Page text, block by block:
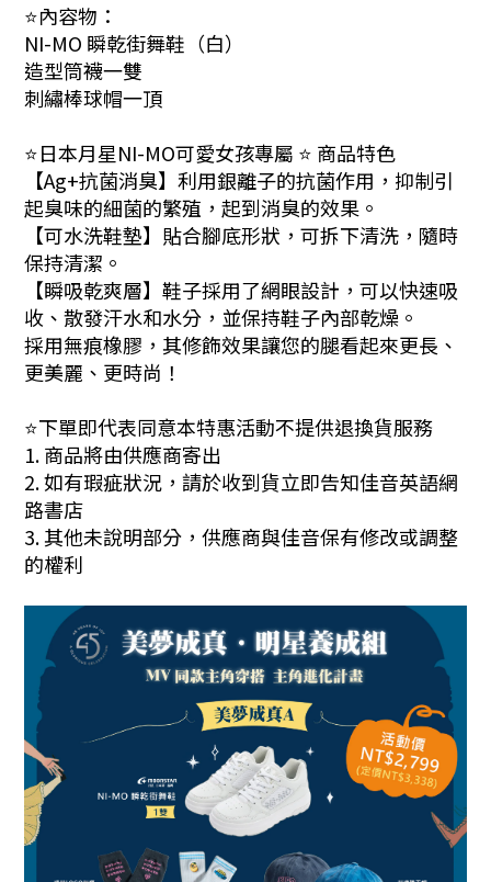
⭐內容物：
NI-MO 瞬乾街舞鞋（白）
造型筒襪一雙
刺繡棒球帽一頂
⭐日本月星NI-MO可愛女孩專屬 ⭐ 商品特色
【Ag+抗菌消臭】利用銀離子的抗菌作用， 抑制引
起臭味的細菌的繁殖，起到消臭的效果。
【可水洗鞋墊】貼合腳底形狀，可拆下清洗，隨時
保持清潔。
【瞬吸乾爽層】鞋子採用了網眼設計，可以快速吸
收、散發汗水和水分，並保持鞋子內部乾燥。
採用無痕橡膠，其修飾效果讓您的腿看起來更長、
更美麗、更時尚！
⭐下單即代表同意本特惠活動不提供退換貨服務
1. 商品將由供應商寄出
2. 如有瑕疵狀況，請於收到貨立即告知佳音英語網
路書店
3. 其他未說明部分，供應商與佳音保有修改或調整
的權利